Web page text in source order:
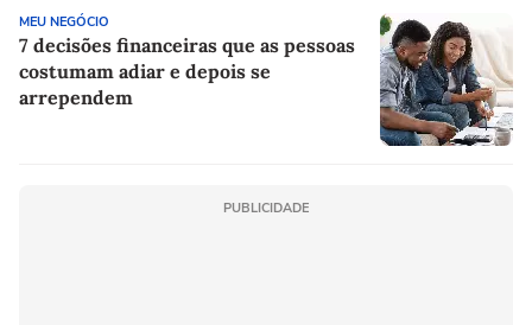
MEU NEGÓCIO
7 decisões financeiras que as pessoas
costumam adiar e depois se
arrependem
PUBLICIDADE